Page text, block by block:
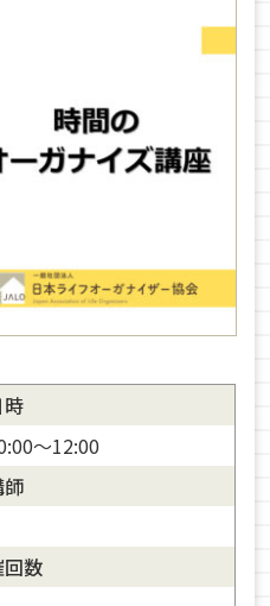
時
～12:00
数